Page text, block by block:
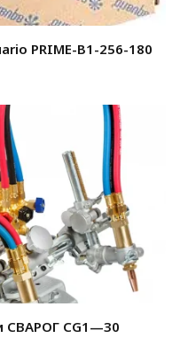
PRIME-B1-256-180
СВАРОГ CG1—30